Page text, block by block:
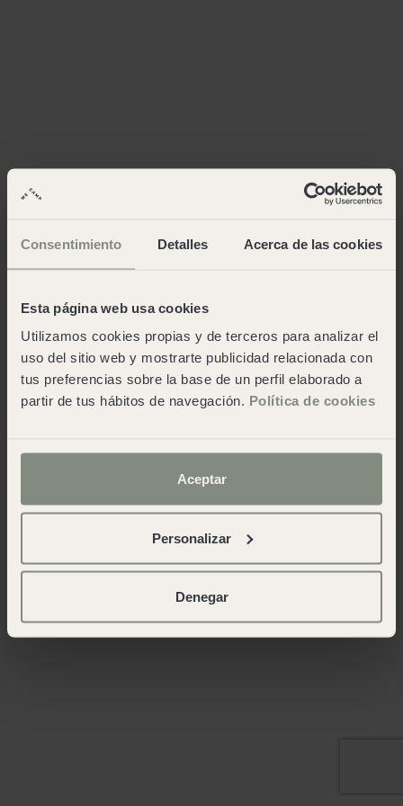
Consentimiento Detalles Acerca de las cookies
Esta página web usa cookies
Utilizamos cookies propias y de terceros para analizar el
uso del sitio web y mostrarte publicidad relacionada con
tus preferencias sobre la base de un perfil elaborado a
partir de tus hábitos de navegación. Política de cookies
Aceptar
Personalizar
Denegar